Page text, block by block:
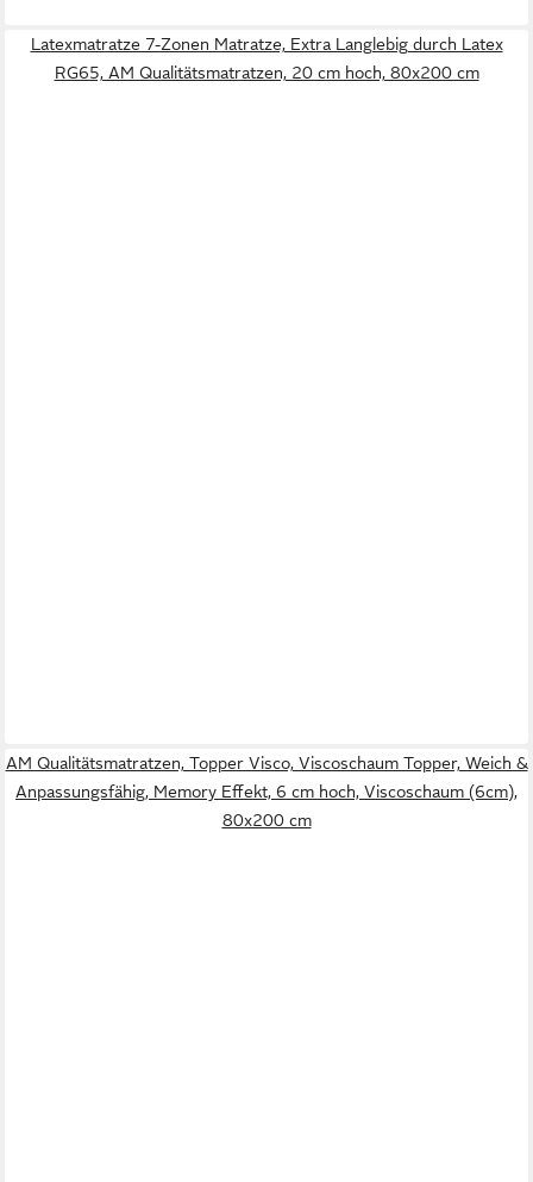
Latexmatratze 7-Zonen Matratze, Extra Langlebig durch Latex
RG65, AM Qualitätsmatratzen, 20 cm hoch, 80x200 cm
AM Qualitätsmatratzen, Topper Visco, Viscoschaum Topper, Weich &
Anpassungsfähig, Memory Effekt, 6 cm hoch, Viscoschaum (6cm),
80x200 cm